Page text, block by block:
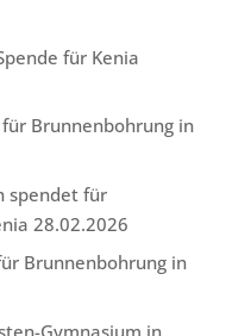
für Kenia
Brunnenbohrung in
spendet für
28.02.2026
Brunnenbohrung in
Gymnasium in